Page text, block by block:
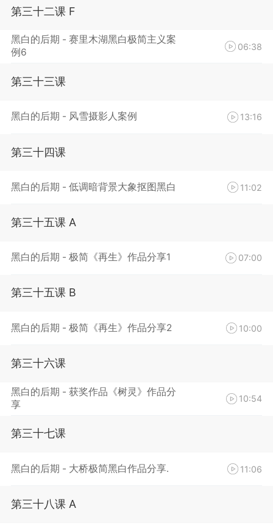
第三十二课 F
黑白的后期 - 赛里木湖黑白极简主义案
例6
06:38
第三十三课
黑白的后期 - 风雪摄影人案例 13:16
第三十四课
黑白的后期 - 低调暗背景大象抠图黑白 11:02
第三十五课 A
黑白的后期 - 极简《再生》作品分享1 07:00
第三十五课 B
黑白的后期 - 极简《再生》作品分享2 10:00
第三十六课
黑白的后期 - 获奖作品《树灵》作品分
享
10:54
第三十七课
黑白的后期 - 大桥极简黑白作品分享. 11:06
第三十八课 A